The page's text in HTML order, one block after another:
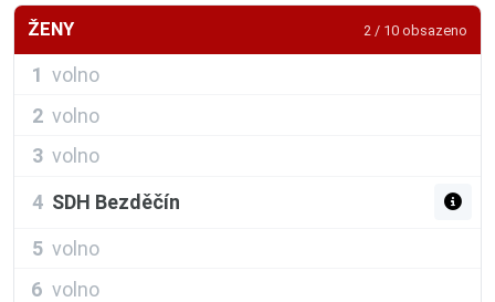
ŽENY 2 / 10 obsazeno
1 volno
2 volno
3 volno
4 SDH Bezděčín
5 volno
6 volno